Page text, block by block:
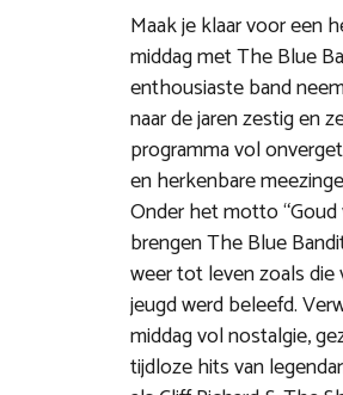
Maak je klaar voor een
middag met The Blue
enthousiaste band
naar de jaren zestig en
programma vol
en herkenbare
Onder het motto “Goud
brengen The Blue
weer tot leven zoals
jeugd werd beleefd.
middag vol nostalgie,
tijdloze hits van